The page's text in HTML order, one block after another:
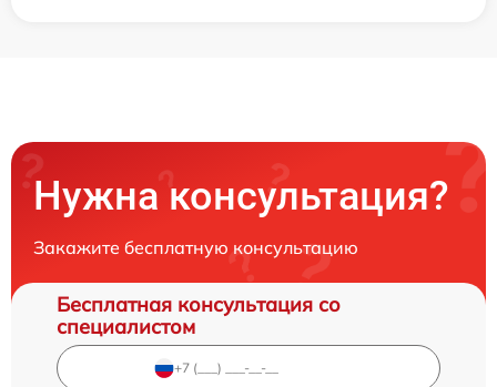
Нужна консультация?
Закажите бесплатную консультацию
Бесплатная консультация со
специалистом